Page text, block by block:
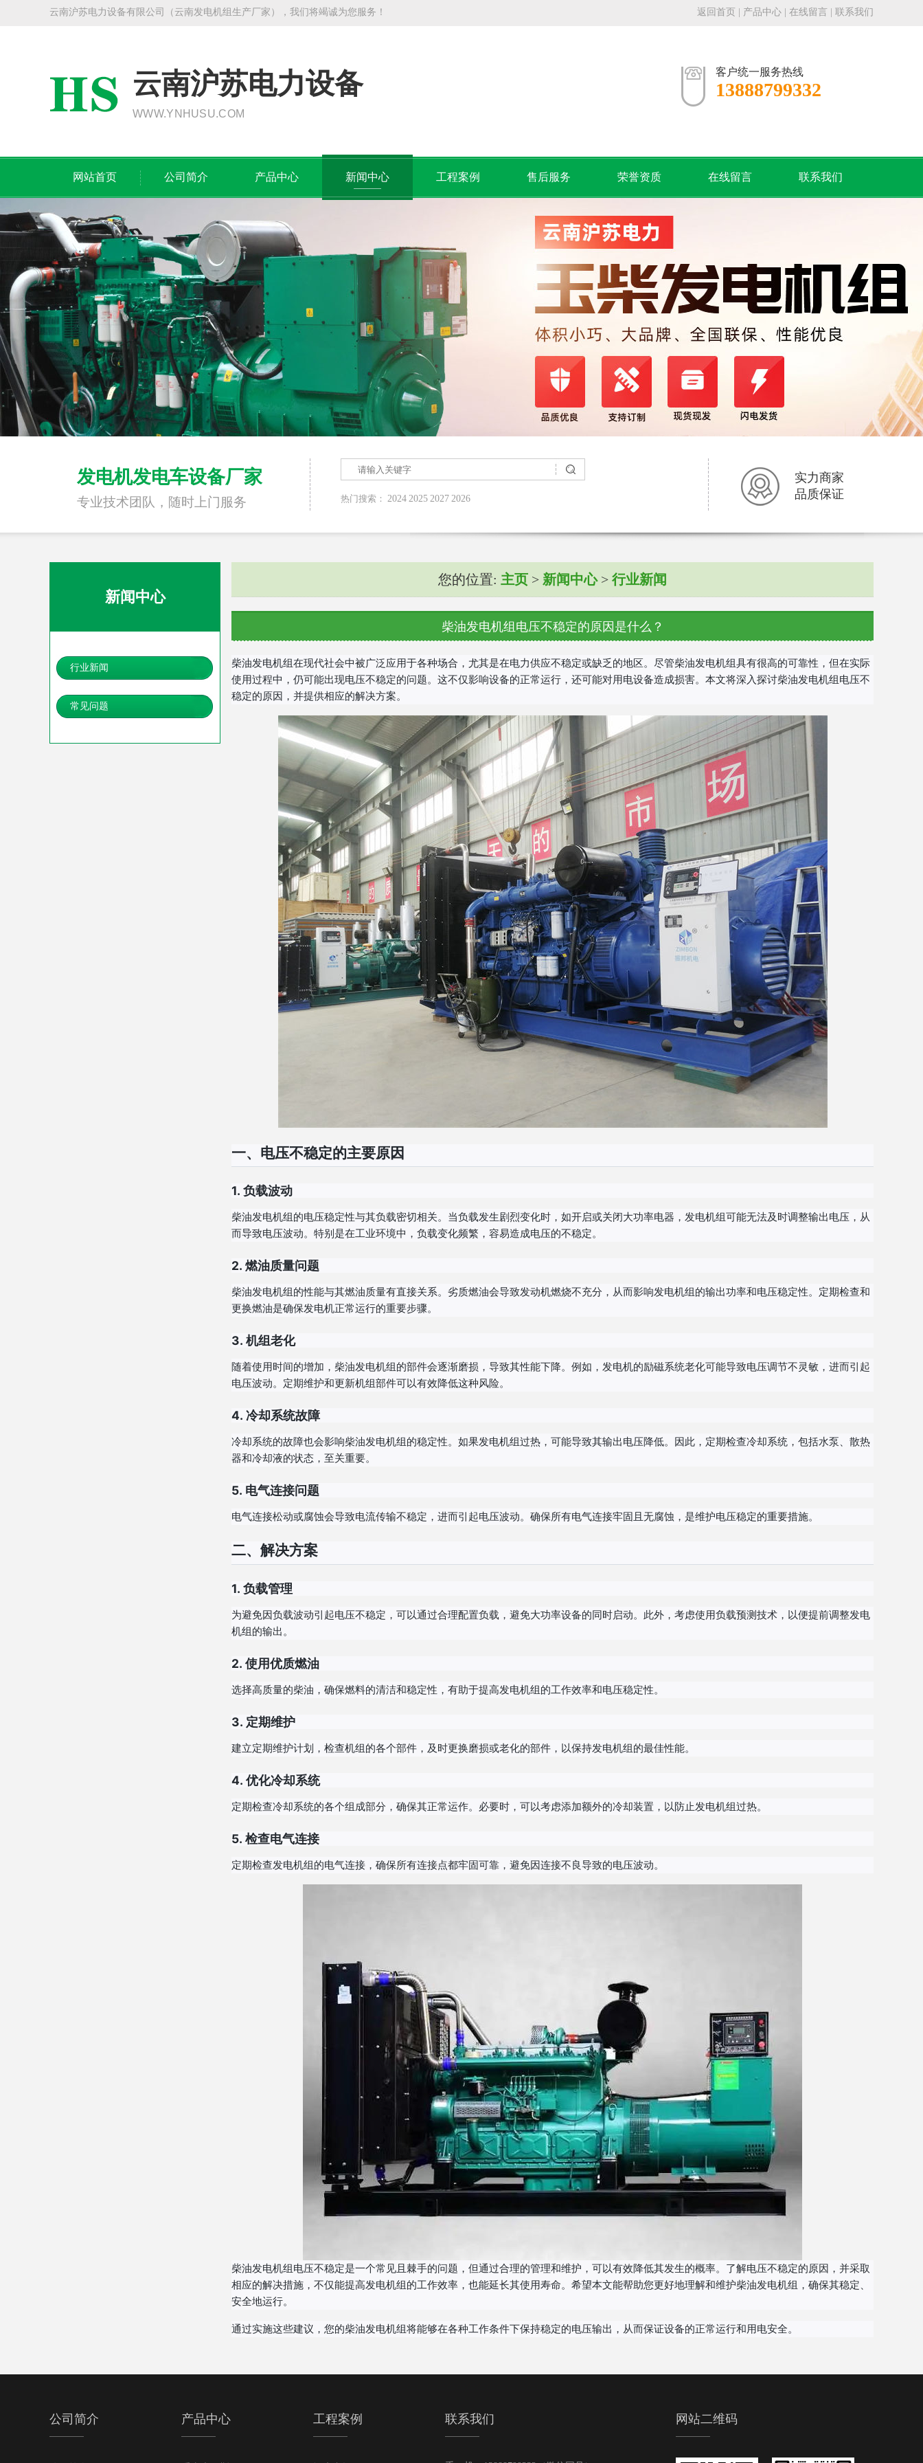
云南沪苏电力设备有限公司（云南发电机组生产厂家），我们将竭诚为您服务！ 返回首页 产品中心 在线留言 联系我们
云南沪苏电力设备
WWW.YNHUSU.COM
客户统一服务热线
13888799332
网站首页 公司简介 产品中心 新闻中心 工程案例 售后服务 荣誉资质 在线留言 联系我们
发电机发电车设备厂家
专业技术团队，随时上门服务 热门搜索： 2024 2025 2027 2026
实力商家
品质保证
新闻中心
行业新闻
常见问题
您的位置: 主页 > 新闻中心> 行业新闻
柴油发电机组电压不稳定的原因是什么？
柴油发电机组在现代社会中被广泛应用于各种场合，尤其是在电力供应不稳定或缺乏的地区。尽管柴油发电机组具有很高的可靠性，但在实际
使用过程中，仍可能出现电压不稳定的问题。这不仅影响设备的正常运行，还可能对用电设备造成损害。本文将深入探讨柴油发电机组电压不
稳定的原因，并提供相应的解决方案。
一、电压不稳定的主要原因
1. 负载波动
柴油发电机组的电压稳定性与其负载密切相关。当负载发生剧烈变化时，如开启或关闭大功率电器，发电机组可能无法及时调整输出电压，从
而导致电压波动。特别是在工业环境中，负载变化频繁，容易造成电压的不稳定。
2. 燃油质量问题
柴油发电机组的性能与其燃油质量有直接关系。劣质燃油会导致发动机燃烧不充分，从而影响发电机组的输出功率和电压稳定性。定期检查和
更换燃油是确保发电机正常运行的重要步骤。
3. 机组老化
随着使用时间的增加，柴油发电机组的部件会逐渐磨损，导致其性能下降。例如，发电机的励磁系统老化可能导致电压调节不灵敏，进而引起
电压波动。定期维护和更新机组部件可以有效降低这种风险。
4. 冷却系统故障
冷却系统的故障也会影响柴油发电机组的稳定性。如果发电机组过热，可能导致其输出电压降低。因此，定期检查冷却系统，包括水泵、散热
器和冷却液的状态，至关重要。
5. 电气连接问题
电气连接松动或腐蚀会导致电流传输不稳定，进而引起电压波动。确保所有电气连接牢固且无腐蚀，是维护电压稳定的重要措施。
二、解决方案
1. 负载管理
为避免因负载波动引起电压不稳定，可以通过合理配置负载，避免大功率设备的同时启动。此外，考虑使用负载预测技术，以便提前调整发电
机组的输出。
2. 使用优质燃油
选择高质量的柴油，确保燃料的清洁和稳定性，有助于提高发电机组的工作效率和电压稳定性。
3. 定期维护
建立定期维护计划，检查机组的各个部件，及时更换磨损或老化的部件，以保持发电机组的最佳性能。
4. 优化冷却系统
定期检查冷却系统的各个组成部分，确保其正常运作。必要时，可以考虑添加额外的冷却装置，以防止发电机组过热。
5. 检查电气连接
定期检查发电机组的电气连接，确保所有连接点都牢固可靠，避免因连接不良导致的电压波动。
柴油发电机组电压不稳定是一个常见且棘手的问题，但通过合理的管理和维护，可以有效降低其发生的概率。了解电压不稳定的原因，并采取
相应的解决措施，不仅能提高发电机组的工作效率，也能延长其使用寿命。希望本文能帮助您更好地理解和维护柴油发电机组，确保其稳定、
安全地运行。
通过实施这些建议，您的柴油发电机组将能够在各种工作条件下保持稳定的电压输出，从而保证设备的正常运行和用电安全。
公司简介 产品中心 工程案例 联系我们 网站二维码